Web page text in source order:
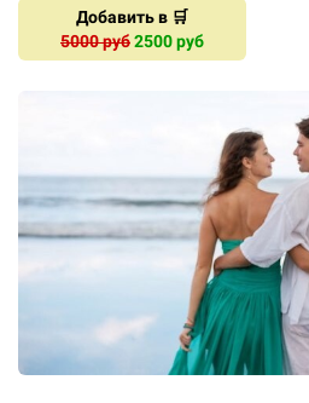
Добавить в 🛒
5000 руб2500 руб